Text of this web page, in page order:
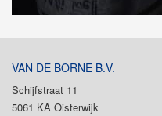
VAN DE BORNE B.V.
Schijfstraat 11
5061 KA Oisterwijk